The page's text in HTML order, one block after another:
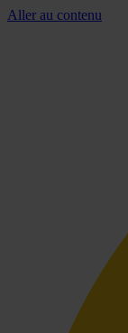
Aller au contenu